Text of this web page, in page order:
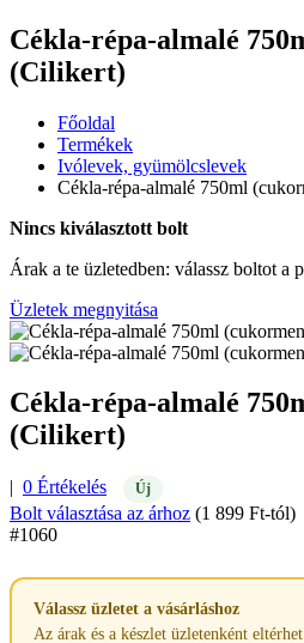
Cékla-répa-almalé
(Cilikert)
Főoldal
Termékek
Ivólevek, gyümölcslevek
Cékla-répa-almalé 750ml
Nincs kiválasztott bolt
Árak a te üzletedben: válassz boltot a
Üzletek megnyitása
Cékla-répa-almalé
(Cilikert)
| 0 Értékelés Új
Bolt választása az árhoz (1 899 Ft-tól)
#1060
Válassz üzletet a vásárláshoz
Az árak és a készlet üzletenként